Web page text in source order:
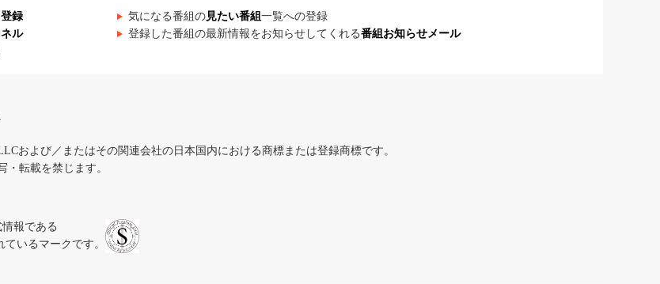
録 気になる番組の見たい番組 一覧への登録
ル 登録した番組の最新情報をお知らせしてくれる番組お知らせメール
および／またはその関連会社の日本国内における商標または登録商標です。
転載を禁じます。
報である
いるマークです。